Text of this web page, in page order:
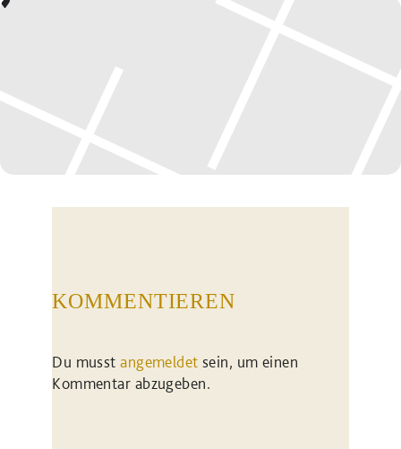
KOMMENTIEREN
Du musstangemeldet sein, um einen
Kommentar abzugeben.